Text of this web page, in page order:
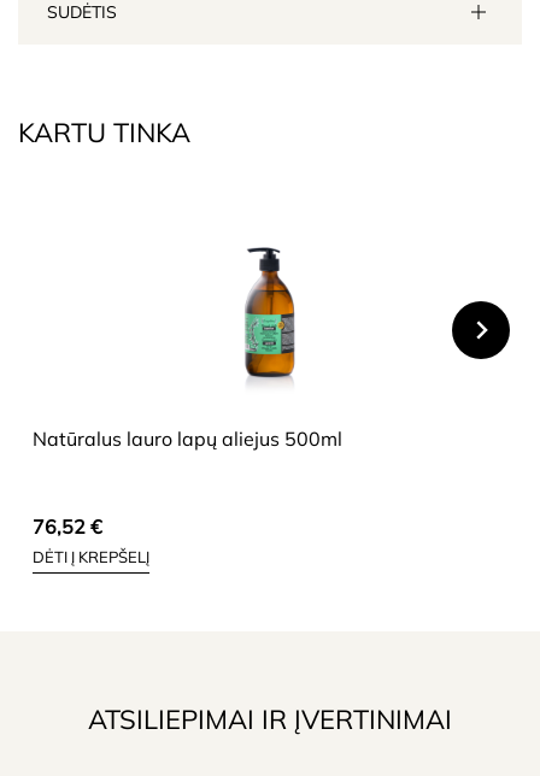
SUDĖTIS
KARTU TINKA
Natūralus lauro lapų aliejus 500ml
76,52 €
DĖTI Į KREPŠELĮ
ATSILIEPIMAI IR ĮVERTINIMAI